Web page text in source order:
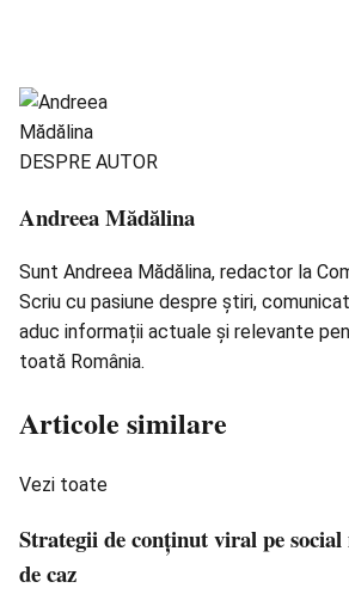
DESPRE AUTOR
Andreea Mădălina
Sunt Andreea Mădălina, redactor la
Scriu cu pasiune despre știri,
aduc informații actuale și relevante
toată România.
Articole similare
Vezi toate
Strategii de conținut viral pe
de caz